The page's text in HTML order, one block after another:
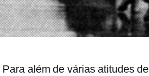
além de várias atitudes de